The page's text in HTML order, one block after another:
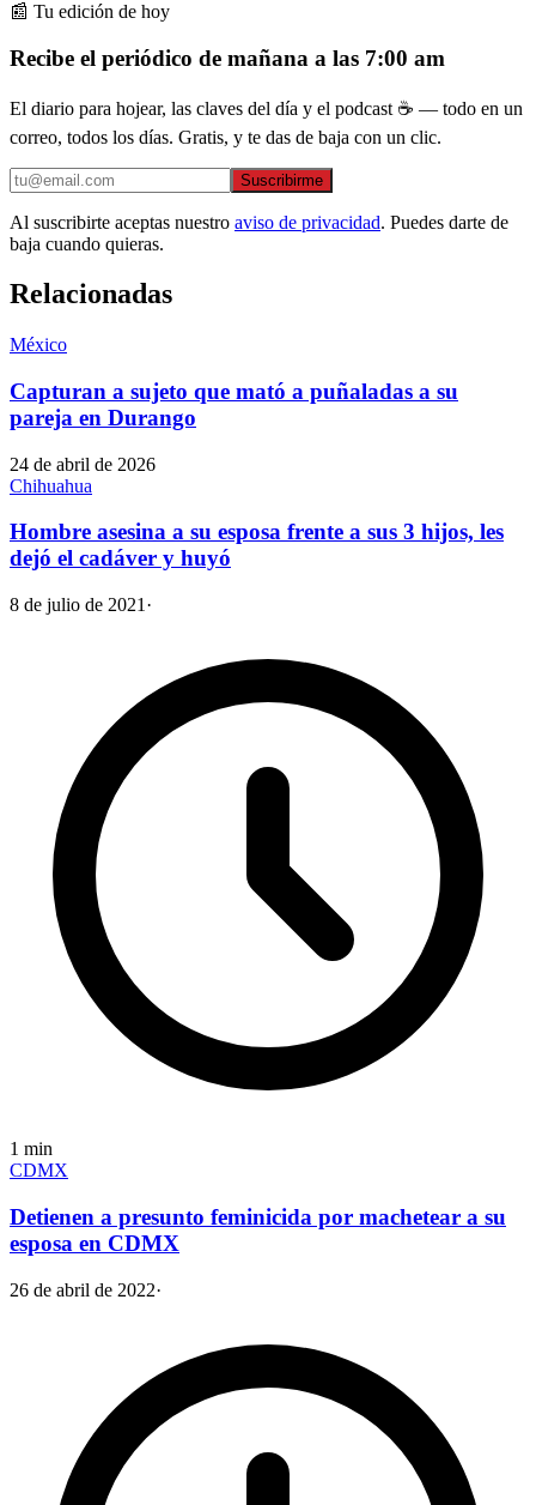
📰 Tu edición de hoy
Recibe el periódico de mañana a las 7:00 am
El diario para hojear, las claves del día y el podcast ☕ — todo en un
correo, todos los días. Gratis, y te das de baja con un clic.
Suscribirme
Al suscribirte aceptas nuestro aviso de privacidad. Puedes darte de
baja cuando quieras.
Relacionadas
México
Capturan a sujeto que mató a puñaladas a su
pareja en Durango
24 de abril de 2026
Chihuahua
Hombre asesina a su esposa frente a sus 3 hijos, les
dejó el cadáver y huyó
8 de julio de 2021 ·
1 min
CDMX
Detienen a presunto feminicida por machetear a su
esposa en CDMX
26 de abril de 2022·